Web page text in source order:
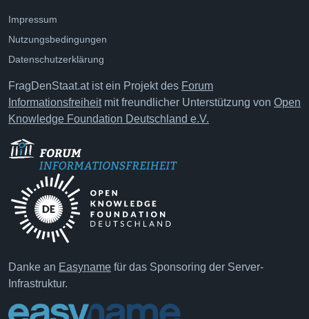
Impressum
Nutzungsbedingungen
Datenschutzerklärung
FragDenStaat.at ist ein Projekt des Forum
Informationsfreiheitmit freundlicher Unterstützung von Open
Knowledge Foundation Deutschland e.V.
Danke an Easyname für das Sponsoring der Server-
Infrastruktur.